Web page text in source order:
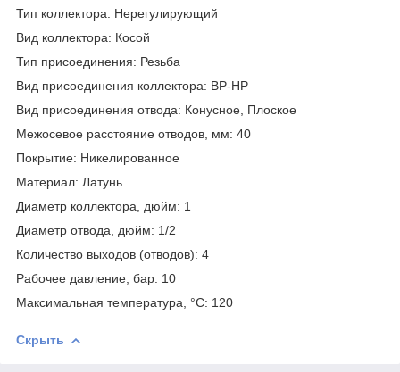
Тип коллектора: Нерегулирующий
Вид коллектора: Косой
Тип присоединения: Резьба
Вид присоединения коллектора: ВР-НР
Вид присоединения отвода: Конусное, Плоское
Межосевое расстояние отводов, мм: 40
Покрытие: Никелированное
Материал: Латунь
Диаметр коллектора, дюйм: 1
Диаметр отвода, дюйм: 1/2
Количество выходов (отводов): 4
Рабочее давление, бар: 10
Максимальная температура, °С: 120
Скрыть